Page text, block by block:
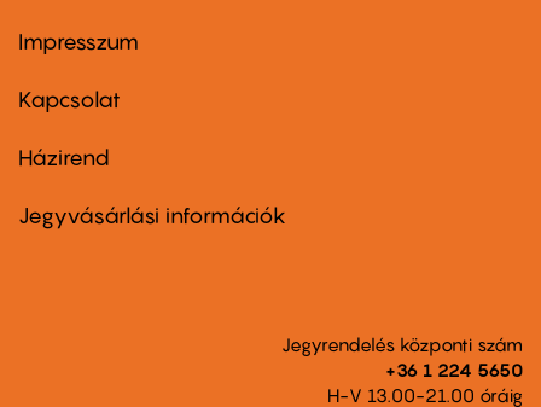
Footer
first
Impresszum
Kapcsolat
Footer
second
Házirend
Jegyvásárlási információk
Jegyrendelés központi szám
+36 1 224 5650
H-V 13.00-21.00 óráig